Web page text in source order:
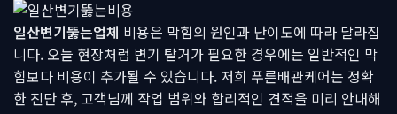
일산변기뚫는업체 비용은 막힘의 원인과 난이도에 따라 달라집
니다. 오늘 현장처럼 변기 탈거가 필요한 경우에는 일반적인 막
힘보다 비용이 추가될 수 있습니다. 저희 푸른배관케어는 정확
한 진단 후, 고객님께 작업 범위와 합리적인 견적을 미리 안내해